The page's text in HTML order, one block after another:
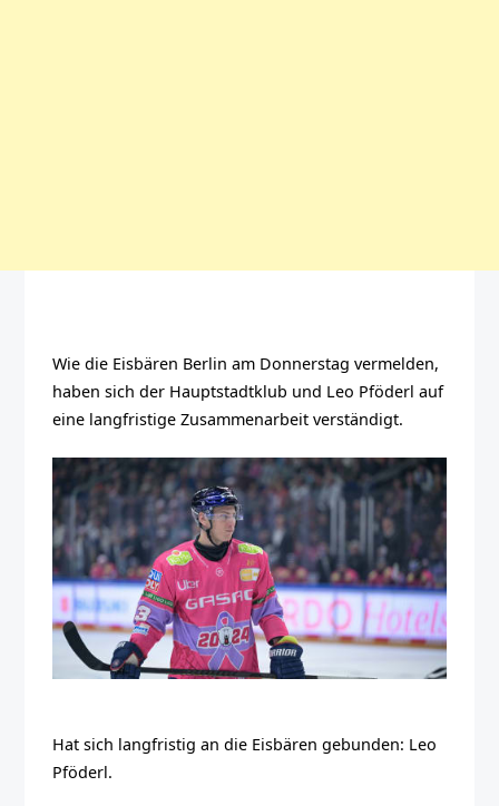
Wie die Eisbären Berlin am Donnerstag vermelden,
haben sich der Hauptstadtklub und Leo Pföderl auf
eine langfristige Zusammenarbeit verständigt.
Hat sich langfristig an die Eisbären gebunden: Leo
Pföderl.